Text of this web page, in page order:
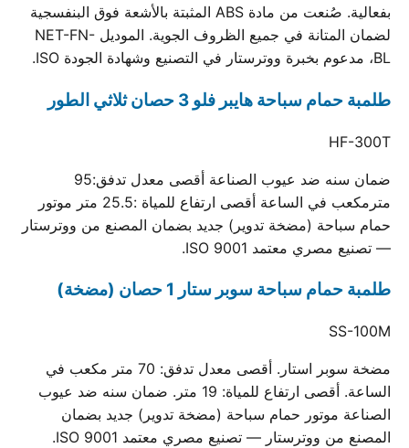
بفعالية. صُنعت من مادة ABS المثبتة بالأشعة فوق البنفسجية
لضمان المتانة في جميع الظروف الجوية. الموديل NET-FN-
BL، مدعوم بخبرة ووترستار في التصنيع وشهادة الجودة ISO.
طلمبة حمام سباحة هايبر فلو 3 حصان ثلاثي الطور
HF-300T
ضمان سنه ضد عيوب الصناعة أقصى معدل تدفق:95
مترمكعب في الساعة أقصى ارتفاع للمياة :25.5 متر موتور
حمام سباحة (مضخة تدوير) جديد بضمان المصنع من ووترستار
— تصنيع مصري معتمد ISO 9001.
طلمبة حمام سباحة سوبر ستار 1 حصان (مضخة)
SS-100M
مضخة سوبر استار. أقصى معدل تدفق: 70 متر مكعب في
الساعة. أقصى ارتفاع للمياة: 19 متر. ضمان سنه ضد عيوب
الصناعة موتور حمام سباحة (مضخة تدوير) جديد بضمان
المصنع من ووترستار — تصنيع مصري معتمد ISO 9001.